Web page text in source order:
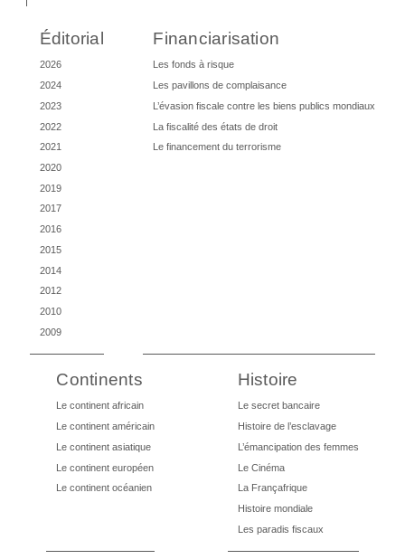
Éditorial
2026
2024
2023
2022
2021
2020
2019
2017
2016
2015
2014
2012
2010
2009
Financiarisation
Les fonds à risque
Les pavillons de complaisance
L’évasion fiscale contre les biens publics mondiaux
La fiscalité des états de droit
Le financement du terrorisme
Continents
Le continent africain
Le continent américain
Le continent asiatique
Le continent européen
Le continent océanien
Histoire
Le secret bancaire
Histoire de l’esclavage
L’émancipation des femmes
Le Cinéma
La Françafrique
Histoire mondiale
Les paradis fiscaux